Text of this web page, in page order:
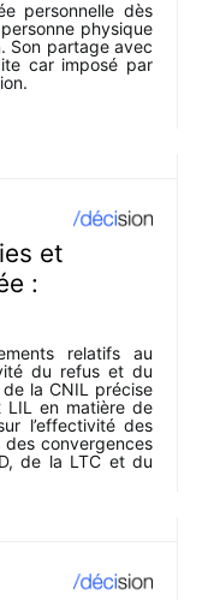
personnelle dès
physique
Son partage avec
car imposé par
et
:
relatifs au
du refus et du
la CNIL précise
LIL en matière de
l’effectivité des
convergences
de la LTC et du